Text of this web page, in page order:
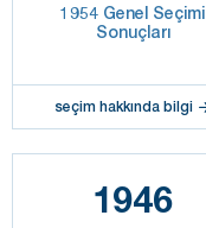
1954 Genel Seçimi
Sonuçları
seçim hakkında bilgi
1946